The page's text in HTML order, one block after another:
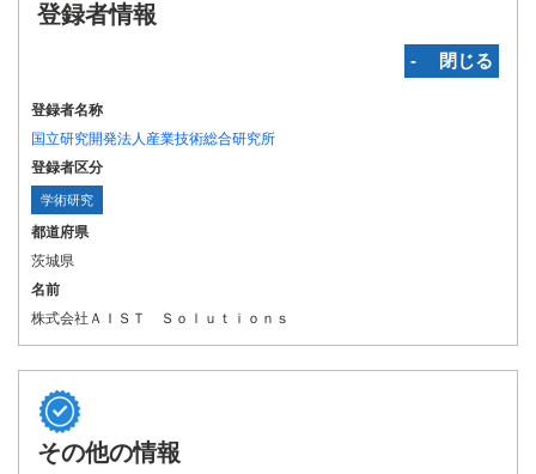
登録者情報
‐ 閉じる
登録者名称
国立研究開発法人産業技術総合研究所
登録者区分
学術研究
都道府県
茨城県
名前
株式会社ＡＩＳＴ Ｓｏｌｕｔｉｏｎｓ
その他の情報